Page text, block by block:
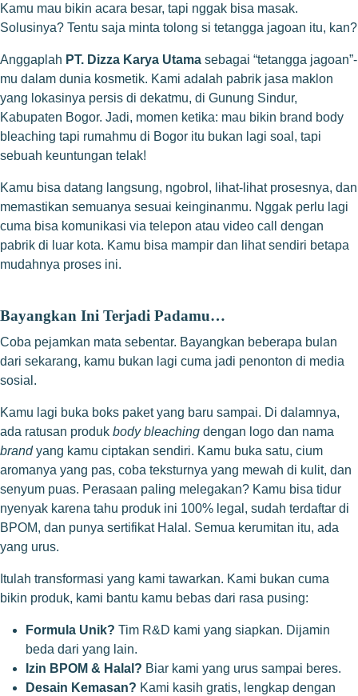
Kamu mau bikin acara besar, tapi nggak bisa masak.
Solusinya? Tentu saja minta tolong si tetangga jagoan itu, kan?
Anggaplah PT. Dizza Karya Utama sebagai “tetangga jagoan”-
mu dalam dunia kosmetik. Kami adalah pabrik jasa maklon
yang lokasinya persis di dekatmu, di Gunung Sindur,
Kabupaten Bogor. Jadi, momen ketika: mau bikin brand body
bleaching tapi rumahmu di Bogor itu bukan lagi soal, tapi
sebuah keuntungan telak!
Kamu bisa datang langsung, ngobrol, lihat-lihat prosesnya, dan
memastikan semuanya sesuai keinginanmu. Nggak perlu lagi
cuma bisa komunikasi via telepon atau video call dengan
pabrik di luar kota. Kamu bisa mampir dan lihat sendiri betapa
mudahnya proses ini.
Bayangkan Ini Terjadi Padamu…
Coba pejamkan mata sebentar. Bayangkan beberapa bulan
dari sekarang, kamu bukan lagi cuma jadi penonton di media
sosial.
Kamu lagi buka boks paket yang baru sampai. Di dalamnya,
ada ratusan produk body bleaching dengan logo dan nama
brandyang kamu ciptakan sendiri. Kamu buka satu, cium
aromanya yang pas, coba teksturnya yang mewah di kulit, dan
senyum puas. Perasaan paling melegakan? Kamu bisa tidur
nyenyak karena tahu produk ini 100% legal, sudah terdaftar di
BPOM, dan punya sertifikat Halal. Semua kerumitan itu, ada
yang urus.
Itulah transformasi yang kami tawarkan. Kami bukan cuma
bikin produk, kami bantu kamu bebas dari rasa pusing:
Formula Unik? Tim R&D kami yang siapkan. Dijamin
beda dari yang lain.
Izin BPOM & Halal? Biar kami yang urus sampai beres.
Desain Kemasan? Kami kasih gratis, lengkap dengan